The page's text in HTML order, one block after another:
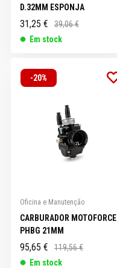
D.32MM ESPONJA
31,25 €
39,06 €
Em stock
-20%
Oficina e Manutenção
CARBURADOR MOTOFORCE
PHBG 21MM
95,65 €
119,56 €
Em stock